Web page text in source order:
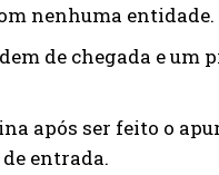
nenhuma entidade.
de chegada e
após ser feito o
entrada.